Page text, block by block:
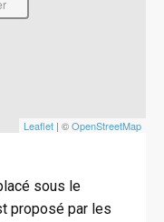
Leaflet | ©OpenStreetMap
sous le
proposé par les